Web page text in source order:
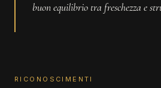
buon equilibrio tra freschezza e
RICONOSCIMENTI